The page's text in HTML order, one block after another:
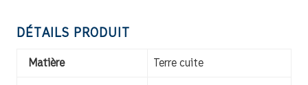
DÉTAILS PRODUIT
Matière Terre cuite